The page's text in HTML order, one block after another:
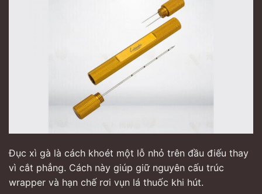
Đục xì gà là cách khoét một lỗ nhỏ trên đầu điếu thay
vì cắt phẳng. Cách này giúp giữ nguyên cấu trúc
wrapper và hạn chế rơi vụn lá thuốc khi hút.